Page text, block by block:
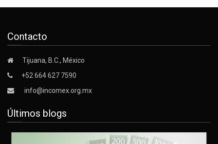
Contacto
Tijuana, B.C., México
+52 664 627 7590
info@incomex.org.mx
Últimos blogs